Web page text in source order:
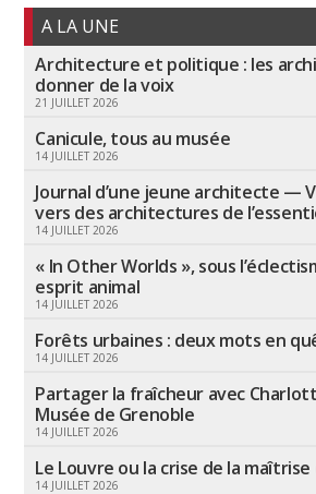
A LA UNE
Architecture et politique : les
donner de la voix
21 JUILLET 2026
Canicule, tous au musée
14 JUILLET 2026
Journal d’une jeune architecte —
vers des architectures de
14 JUILLET 2026
« In Other Worlds », sous
esprit animal
14 JUILLET 2026
Forêts urbaines : deux mots en
14 JUILLET 2026
Partager la fraîcheur avec
Musée de Grenoble
14 JUILLET 2026
Le Louvre ou la crise de la maîtrise
14 JUILLET 2026